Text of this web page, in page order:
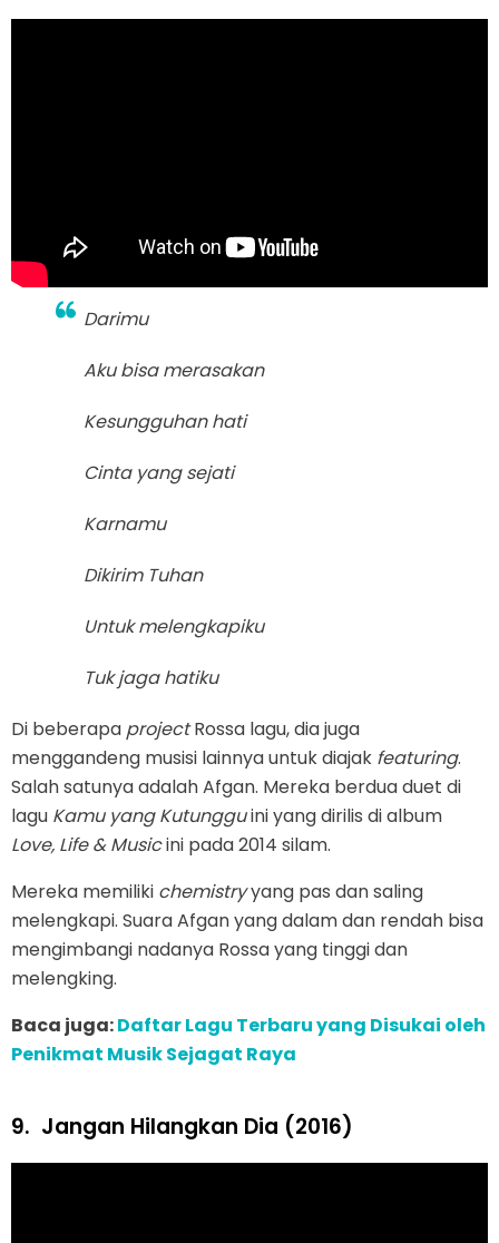
Darimu
Aku bisa merasakan
Kesungguhan hati
Cinta yang sejati
Karnamu
Dikirim Tuhan
Untuk melengkapiku
Tuk jaga hatiku
Di beberapa projectRossa lagu, dia juga
menggandeng musisi lainnya untuk diajak featuring.
Salah satunya adalah Afgan. Mereka berdua duet di
lagu Kamu yang Kutungguini yang dirilis di album
Love, Life & Musicini pada 2014 silam.
Mereka memiliki chemistryyang pas dan saling
melengkapi. Suara Afgan yang dalam dan rendah bisa
mengimbangi nadanya Rossa yang tinggi dan
melengking.
Baca juga:Daftar Lagu Terbaru yang Disukai oleh
Penikmat Musik Sejagat Raya
9. Jangan Hilangkan Dia (2016)